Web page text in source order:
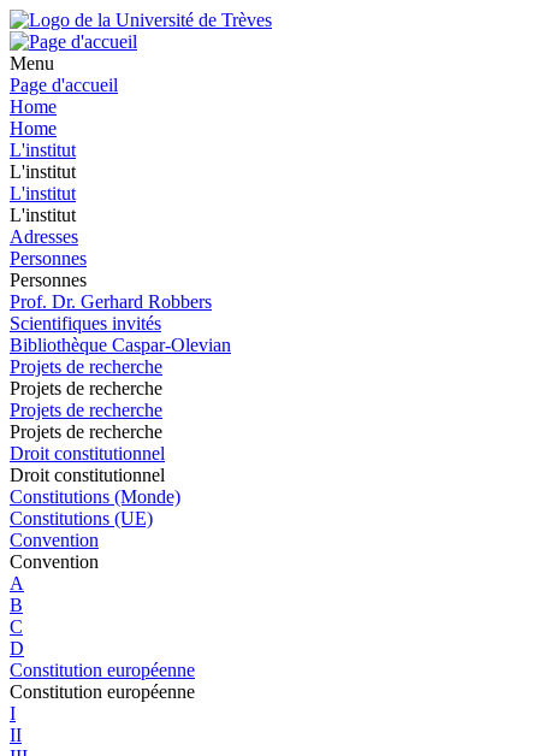
Menu
Page d'accueil
Home
Home
L'institut
L'institut
L'institut
L'institut
Adresses
Personnes
Personnes
Prof. Dr. Gerhard Robbers
Scientifiques invités
Bibliothèque Caspar-Olevian
Projets de recherche
Projets de recherche
Projets de recherche
Projets de recherche
Droit constitutionnel
Droit constitutionnel
Constitutions (Monde)
Constitutions (UE)
Convention
Convention
A
B
C
D
Constitution européenne
Constitution européenne
I
II